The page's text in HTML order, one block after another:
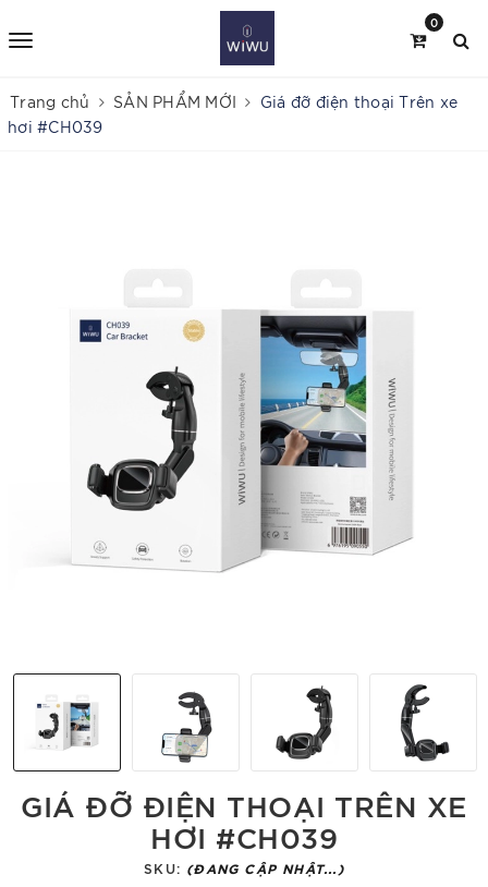
0
Trang chủ SẢN PHẨM MỚI
Giá đỡ điện thoại Trên xe
hơi #CH039
GIÁ ĐỠ ĐIỆN THOẠI TRÊN XE
HƠI #CH039
SKU: (ĐANG CẬP NHẬT...)